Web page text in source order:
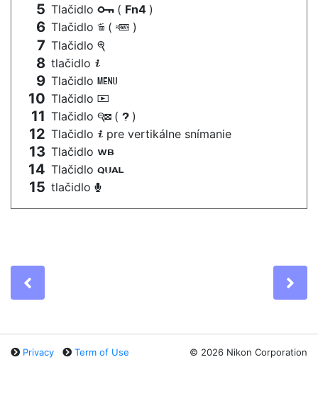
Tlačidlo g ( Fn4 )
Tlačidlo O ( Q )
Tlačidlo X
tlačidlo i
Tlačidlo G
Tlačidlo K
Tlačidlo W ( Q )
Tlačidlo i pre vertikálne snímanie
Tlačidlo U
Tlačidlo T
tlačidlo b
Privacy Term of Use © 2026 Nikon Corporation